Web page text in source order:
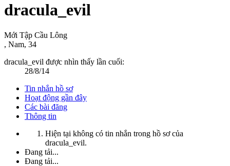
dracula_evil
Mới Tập Cầu Lông
, Nam, 34
dracula_evil được nhìn thấy lần cuối:
28/8/14
Tin nhắn hồ sơ
Hoạt động gần đây
Các bài đăng
Thông tin
Hiện tại không có tin nhắn trong hồ sơ của
dracula_evil.
Đang tải...
Đang tải...